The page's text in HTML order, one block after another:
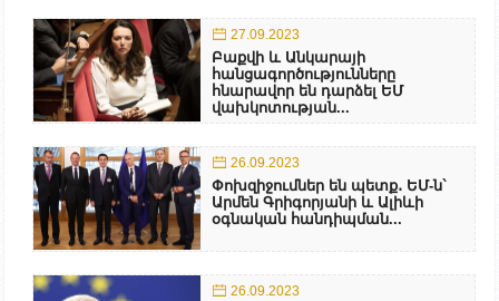
27.09.2023
Բաքվի և Անկարայի
հանցագործությունները
հնարավոր են դարձել ԵՄ
վախկոտության...
26.09.2023
Փոխզիջումներ են պետք․ ԵՄ-ն`
Արմեն Գրիգորյանի և Ալիևի
օգնական հանդիպման...
26.09.2023